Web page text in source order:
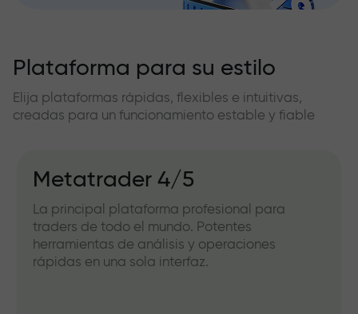
Plataforma para su estilo
Elija plataformas rápidas, flexibles e intuitivas,
creadas para un funcionamiento estable y fiable
Metatrader 4/5
La principal plataforma profesional para
traders de todo el mundo. Potentes
herramientas de análisis y operaciones
rápidas en una sola interfaz.